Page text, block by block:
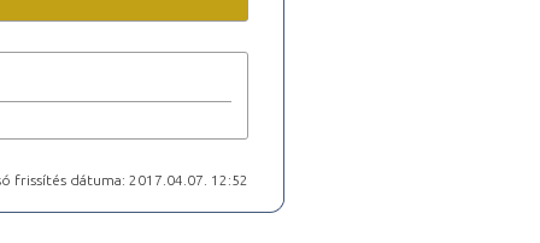
frissítés dátuma: 2017.04.07. 12:52